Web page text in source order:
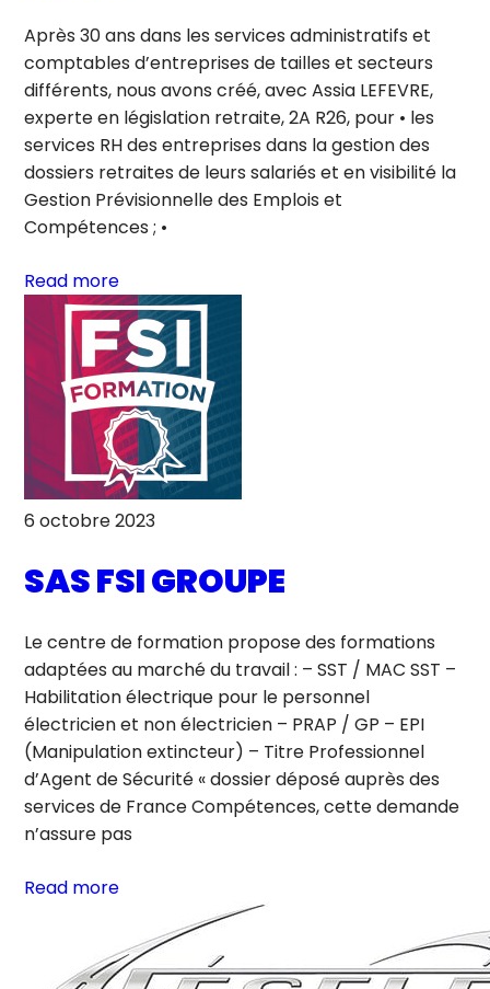
Après 30 ans dans les services administratifs et
comptables d’entreprises de tailles et secteurs
différents, nous avons créé, avec Assia LEFEVRE,
experte en législation retraite, 2A R26, pour • les
services RH des entreprises dans la gestion des
dossiers retraites de leurs salariés et en visibilité la
Gestion Prévisionnelle des Emplois et
Compétences ; •
Read more
6 octobre 2023
SAS FSI GROUPE
Le centre de formation propose des formations
adaptées au marché du travail : – SST / MAC SST –
Habilitation électrique pour le personnel
électricien et non électricien – PRAP / GP – EPI
(Manipulation extincteur) – Titre Professionnel
d’Agent de Sécurité « dossier déposé auprès des
services de France Compétences, cette demande
n’assure pas
Read more